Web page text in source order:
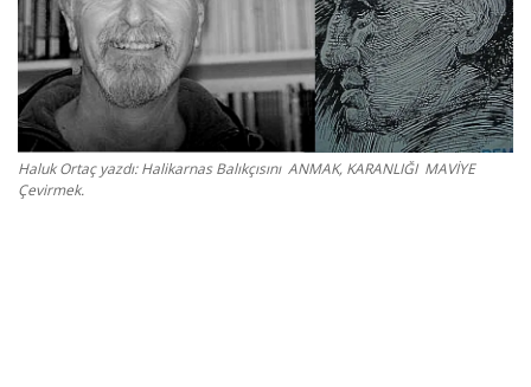
Bodrum Trafik Yoğunluk Haritası
Turizm
Siyaset
Haluk Ortaç yazdı: Halikarnas Balıkçısını ANMAK, KARANLIĞI MAVİYE
Çevirmek.